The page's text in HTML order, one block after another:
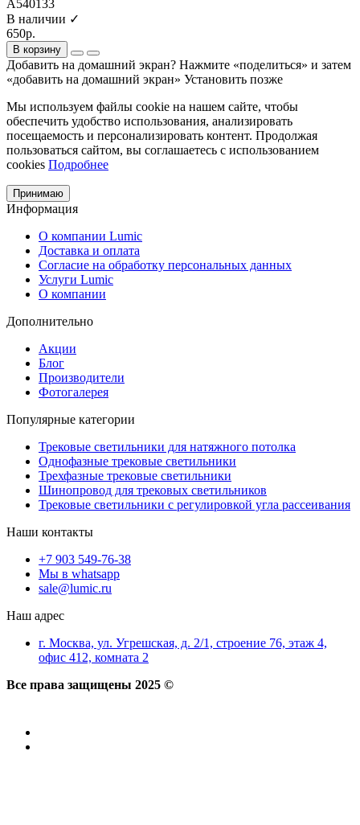
A540133
В наличии ✓
650р.
В корзину
Добавить на домашний экран? Нажмите «поделиться» и затем
«добавить на домашний экран» Установить позже
Мы используем файлы cookie на нашем сайте, чтобы
обеспечить удобство использования, анализировать
посещаемость и персонализировать контент. Продолжая
пользоваться сайтом, вы соглашаетесь с использованием
cookies Подробнее
Принимаю
Информация
О компании Lumic
Доставка и оплата
Согласие на обработку персональных данных
Услуги Lumic
О компании
Дополнительно
Акции
Блог
Производители
Фотогалерея
Популярные категории
Трековые светильники для натяжного потолка
Однофазные трековые светильники
Трехфазные трековые светильники
Шинопровод для трековых светильников
Трековые светильники с регулировкой угла рассеивания
Наши контакты
+7 903 549-76-38
Мы в whatsapp
sale@lumic.ru
Наш адрес
г. Москва, ул. Угрешская, д. 2/1, строение 76, этаж 4,
офис 412, комната 2
Все права защищены 2025 ©